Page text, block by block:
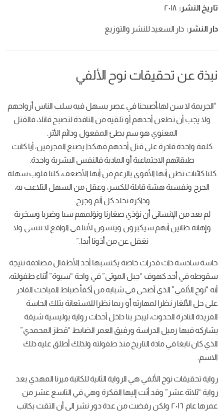
تاريخ النشر: ٢٠١٨
دار النشر: دار السعيد للنشر والتوزيع
نبذة عن تحقيقات نوح الألفي
“الجريمة لا سن لها،أصبحنا في عصر يسهل فيه سلب الناس أرواحهم
ولا يجب أن تطعن أحدهم أو تلقيه من النافذة لتصبح قاتلا، فالقتل
المعنوي هو سم بطئ المفعول ودائم الأثر.
كلمة واحدة قادرة على قتل أحدهم فهكذا يصنع المجرمين، أيا كانت
طبقاتهم الاجتماعية أو المادية فالنفس البشرية واحدة.
كلنا كائنات تظن أنها الأقوى بالرغم من أنها الأضعف، كلنا قلوب سهلة
الجرح ونفسية هشة قابلة للكسر، وعقل من السهل التلاعب به،
وذاكرة تخلد كل ألم وجرح.
لم يعد من الإنسانى أن نؤذي صغارنا ونؤلمهم سبا وضربا وسخرية
وإهانة ظانين أنهم سيكبرون وينسون لأننا في الواقع لا ننسى ولا
نغفل عن من أذونا أبدا.”
حاسة سادسة ذات قدرات خاصة يكتسبها أحد الأطفال مصادفة نتيجة
سقوطه في أحد كهوف “جبل الموتى” في واحة “سيوة” أثناء طفولته،
أنه “نوح الألفي” الذي أضحى في شبابه من أكفأ ضباط المباحث القادر
على حل الألغاز نظرا لمهارته أو ربما نظرا للاستعانة بتلك الحاسة
الفريدة النادرة الحدوث، ليبحر بنا داخل أحداث رواية بوليسية شيقة
يشاركه فيها زميل الدراسة ورفيق العمر الضابط “قطز المحمدي”
الذي كان نابغا في مادة التاريخ منذ طفولته ولذلك أطلق عليه ذلك
الاسم.
رواية تحقيقات نوح الألفي هي الرواية الثانية للكاتبة ميرنا المهدي بعد
رواية “ثلاثة عشر” وقد أتت إليها الفكرة وهي في التاسع عشر من
عمرها عام ٢٠١٦ ولكن رفضت من عدة دور نشر الى أن التقت بكاتب